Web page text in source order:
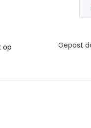
op
Gepost